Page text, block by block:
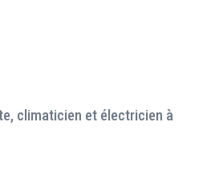
climaticien et électricien à